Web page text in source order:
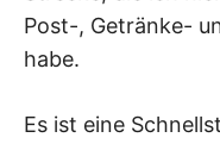
Post-, Getränke-
habe.
Es ist eine